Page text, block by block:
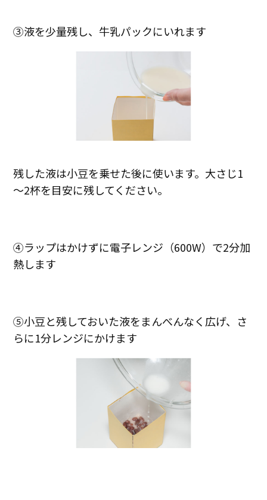
③液を少量残し、牛乳パックにいれます
残した液は小豆を乗せた後に使います。大さじ1
～2杯を目安に残してください。
④ラップはかけずに電子レンジ（600W）で2分加
熱します
⑤小豆と残しておいた液をまんべんなく広げ、さ
らに1分レンジにかけます